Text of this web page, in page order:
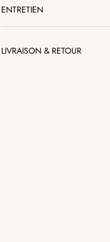
ENTRETIEN
LIVRAISON & RETOUR